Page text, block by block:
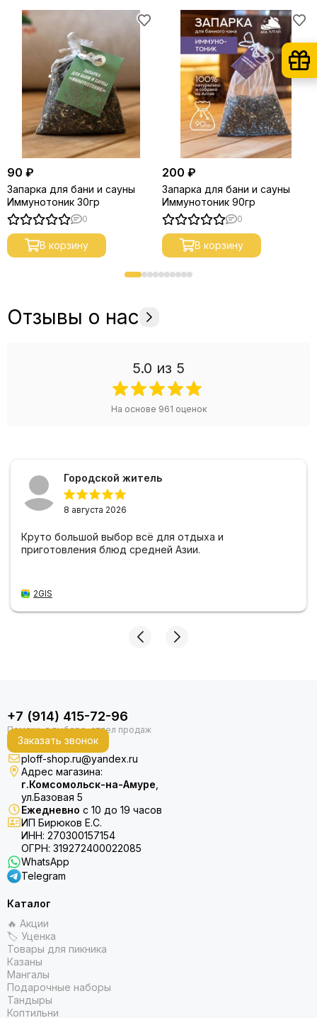
90 ₽
Запарка для бани и сауны
Иммунотоник 30гр
0
В корзину
200 ₽
Запарка для бани и сауны
Иммунотоник 90гр
0
В корзину
Отзывы о нас
5.0 из 5
На основе 961 оценок
Городской житель
8 августа 2026
Круто большой выбор всё для отдыха и
приготовления блюд средней Азии.
2GIS
+7 (914) 415-72-96
Заказать звонок
ploff-shop.ru@yandex.ru
Адрес магазина:
г.Комсомольск-на-Амуре
ул.Базовая 5
Ежедневно с 10 до 19 часов
ИП Бирюков Е.С.
ИНН: 270300157154
ОГРН: 319272400022085
WhatsApp
Telegram
Каталог
🔥 Акции
🏷 Уценка
Товары для пикника
Казаны
Мангалы
Подарочные наборы
Тандыры
Коптильни